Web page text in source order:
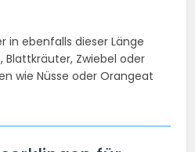
in ebenfalls dieser Länge
Zwiebel oder
wie Nüsse oder Orangeat